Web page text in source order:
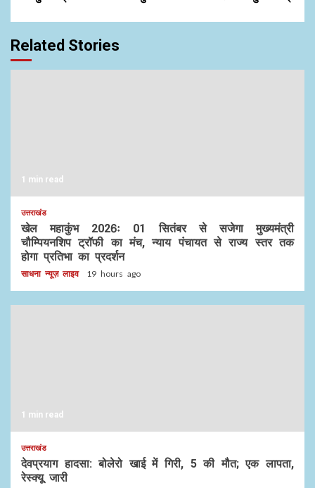
Related Stories
1 min read
उत्तराखंड
खेल महाकुंभ 2026ः 01 सितंबर से सजेगा मुख्यमंत्री
चौम्पियनशिप ट्रॉफी का मंच, न्याय पंचायत से राज्य स्तर तक
होगा प्रतिभा का प्रदर्शन
साधना न्यूज़ लाइव 19 hours ago
1 min read
उत्तराखंड
देवप्रयाग हादसा: बोलेरो खाई में गिरी, 5 की मौत; एक लापता,
रेस्क्यू जारी